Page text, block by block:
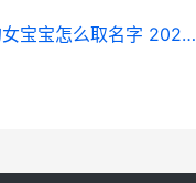
2026年五月十七出生的女宝宝怎么取名字 2026.5.17